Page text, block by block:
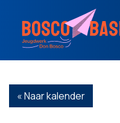
« Naar kalender